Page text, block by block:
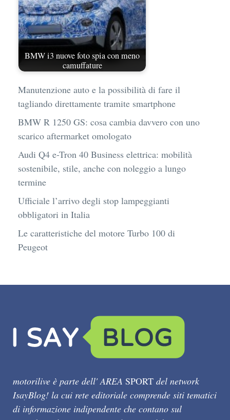
BMW i3 nuove foto spia con meno
camuffature
Manutenzione auto e la possibilità di fare il
tagliando direttamente tramite smartphone
BMW R 1250 GS: cosa cambia davvero con uno
scarico aftermarket omologato
Audi Q4 e-Tron 40 Business elettrica: mobilità
sostenibile, stile, anche con noleggio a lungo
termine
Ufficiale l’arrivo degli stop lampeggianti
obbligatori in Italia
Le caratteristiche del motore Turbo 100 di
Peugeot
motorilive è parte dell' AREA SPORT del network
IsayBlog! la cui rete editoriale comprende siti tematici
di informazione indipendente che contano sul